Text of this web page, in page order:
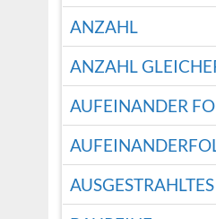
ANZAHL
ANZAHL
AUFEINANDER